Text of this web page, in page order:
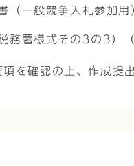
（一般競争入札参加
務署様式その3の3）
を確認の上、作成提